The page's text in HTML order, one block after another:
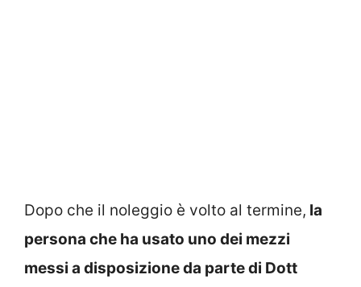
Dopo che il noleggio è volto al termine, la
persona che ha usato uno dei mezzi
messi a disposizione da parte di Dott